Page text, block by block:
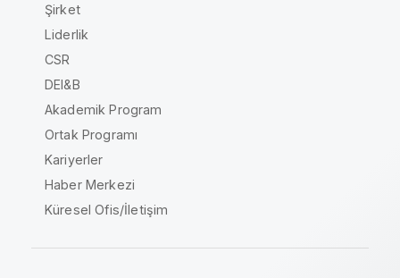
Şirket
Liderlik
CSR
DEI&B
Akademik Program
Ortak Programı
Kariyerler
Haber Merkezi
Küresel Ofis/İletişim